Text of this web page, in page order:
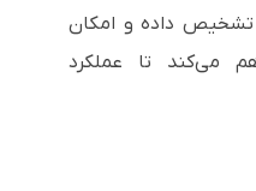
تشخیص داده و امکان
می‌کند تا عملکرد